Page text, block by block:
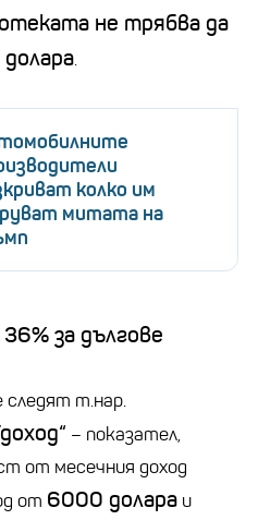
не трябва да
.
колко им
митата на
за дългове
т.нар.
– показател,
от месечния доход
от 6000 долара и